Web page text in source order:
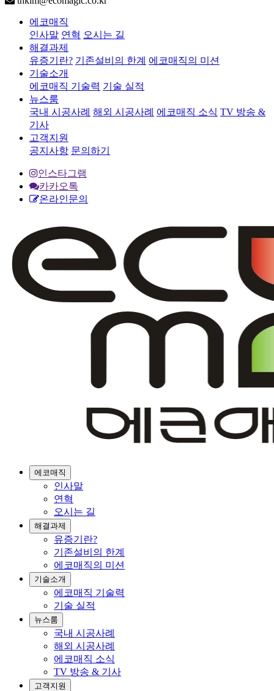
에코매직
인사말 연혁 오시는 길
해결과제
유증기란? 기존설비의 한계 에코매직의 미션
기술소개
에코매직 기술력 기술 실적
뉴스룸
국내 시공사례 해외 시공사례 에코매직 소식 TV 방송 &
기사
고객지원
공지사항 문의하기
인스타그램
카카오톡
온라인문의
에코매직
인사말
연혁
오시는 길
해결과제
유증기란?
기존설비의 한계
에코매직의 미션
기술소개
에코매직 기술력
기술 실적
뉴스룸
국내 시공사례
해외 시공사례
에코매직 소식
TV 방송 & 기사
고객지원